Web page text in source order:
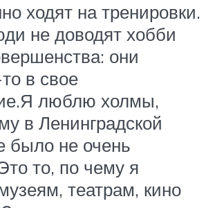
ходят на тренировки.
не доводят хобби
они
в свое
люблю холмы,
в Ленинградской
было не очень
то, по чему я
театрам, кино